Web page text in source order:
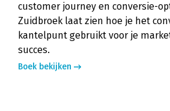
customer journey en conversie-
Zuidbroek laat zien hoe je het
kantelpunt gebruikt voor je
succes.
Boek bekijken